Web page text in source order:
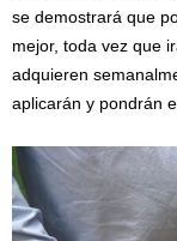
se demostrará que
mejor, toda vez que
adquieren
aplicarán y pondrán